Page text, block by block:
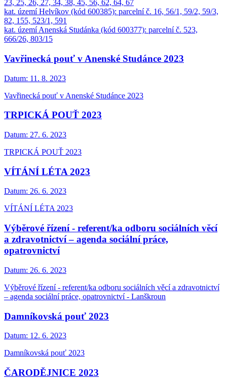
23, 25, 26, 27, 34, 38, 45, 56, 62, 64, 67
kat. území Helvíkov (kód 600385): parcelní č. 16, 56/1, 59/2, 59/3,
82, 155, 523/1, 591
kat. území Anenská Studánka (kód 600377): parcelní č. 523,
666/26, 803/15
Vavřinecká pouť v Anenské Studánce 2023
Datum: 11. 8. 2023
Vavřinecká pouť v Anenské Studánce 2023
TRPICKÁ POUŤ 2023
Datum: 27. 6. 2023
TRPICKÁ POUŤ 2023
VÍTÁNÍ LÉTA 2023
Datum: 26. 6. 2023
VÍTÁNÍ LÉTA 2023
Výběrové řízení - referent/ka odboru sociálních věcí
a zdravotnictví – agenda sociální práce,
opatrovnictví
Datum: 26. 6. 2023
Výběrové řízení - referent/ka odboru sociálních věcí a zdravotnictví
– agenda sociální práce, opatrovnictví - Lanškroun
Damníkovská pouť 2023
Datum: 12. 6. 2023
Damníkovská pouť 2023
ČARODĚJNICE 2023